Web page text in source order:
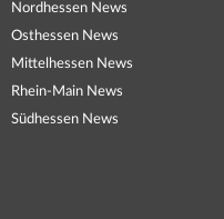
Nordhessen News
Osthessen News
Mittelhessen News
Rhein-Main News
Südhessen News